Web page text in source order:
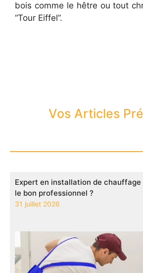
bois comme le hêtre ou tout
“Tour Eiffel”.
Vos Articles
Expert en installation de
le bon professionnel ?
31 juillet 2026